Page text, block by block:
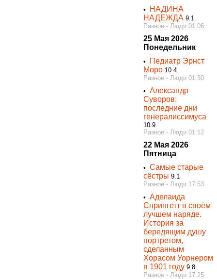
•
НАДИНА
НАДЕЖДА 9.1
Разное - Люди 01:06
25 Мая 2026
Понедельник
•
Педиатр Эрнст
Моро 10.4
Разное - Люди 01:30
•Александр
Суворов:
последние дни
генералиссимуса
10.9
Разное - Люди 01:12
22 Мая 2026
Пятница
•Самые старые
сёстры 9.1
Разное - Люди 17:53
•Аделаида
Спрингетт в своём
лучшем наряде.
История за
бередящим душу
портретом,
сделанным
Хорасом Уорнером
в 1901 году 9.8
Разное - Люди 17:25